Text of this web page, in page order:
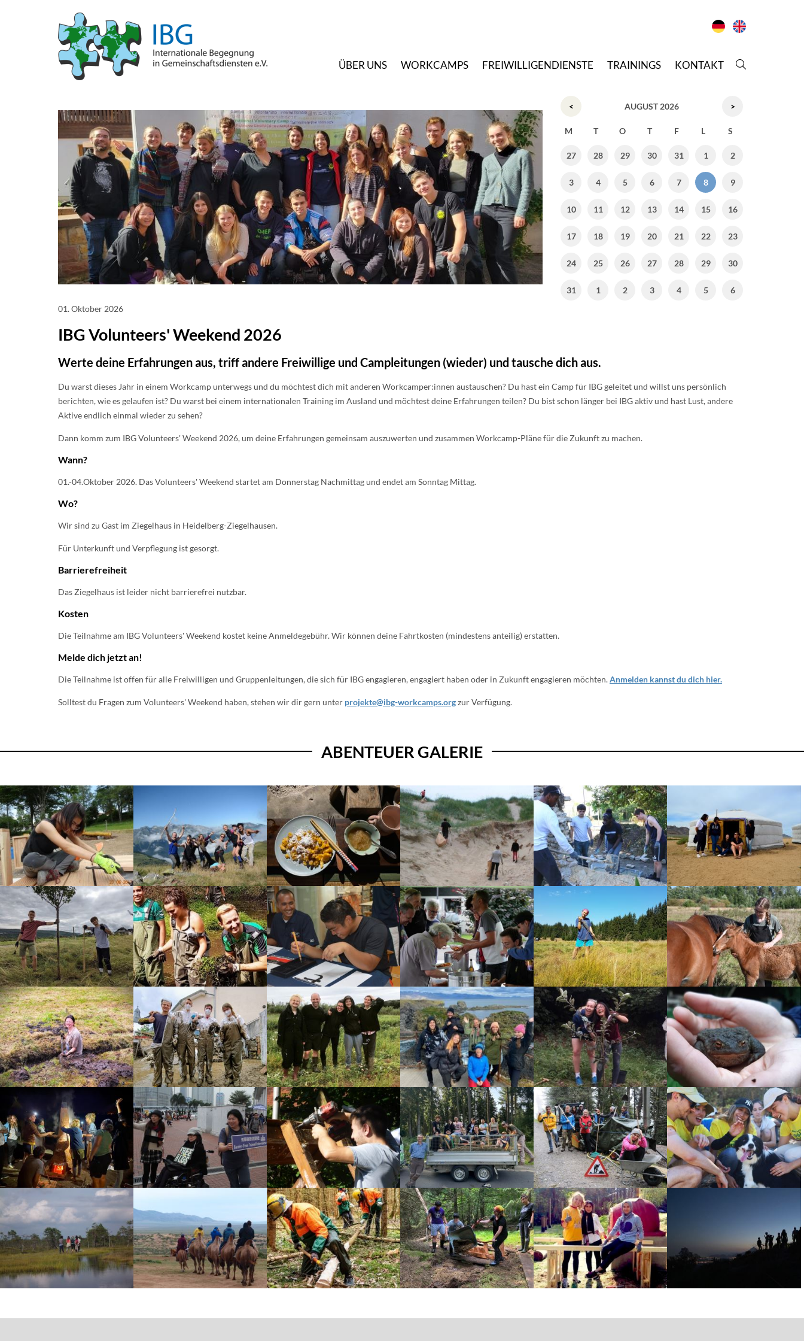
ÜBER UNS WORKCAMPS FREIWILLIGENDIENSTE TRAININGS KONTAKT
< AUGUST 2026 >
M T O T F L S
27 28 29 30 31 1 2
3 4 5 6 7 8 9
10 11 12 13 14 15 16
17 18 19 20 21 22 23
24 25 26 27 28 29 30
31 1 2 3 4 5
6
01. Oktober 2026
IBG Volunteers' Weekend 2026
Werte deine Erfahrungen aus, triff andere Freiwillige und Campleitungen (wieder) und tausche dich aus.
Du warst dieses Jahr in einem Workcamp unterwegs und du möchtest dich mit anderen Workcamper:innen austauschen? Du hast ein Camp für IBG geleitet und willst uns persönlich
berichten, wie es gelaufen ist? Du warst bei einem internationalen Training im Ausland und möchtest deine Erfahrungen teilen? Du bist schon länger bei IBG aktiv und hast Lust, andere
Aktive endlich einmal wieder zu sehen?
Dann komm zum IBG Volunteers' Weekend 2026, um deine Erfahrungen gemeinsam auszuwerten und zusammen Workcamp-Pläne für die Zukunft zu machen.
Wann?
01.-04.Oktober 2026. Das Volunteers' Weekend startet am Donnerstag Nachmittag und endet am Sonntag Mittag.
Wo?
Wir sind zu Gast im Ziegelhaus in Heidelberg-Ziegelhausen.
Für Unterkunft und Verpflegung ist gesorgt.
Barrierefreiheit
Das Ziegelhaus ist leider nicht barrierefrei nutzbar.
Kosten
Die Teilnahme am IBG Volunteers' Weekend kostet keine Anmeldegebühr. Wir können deine Fahrtkosten (mindestens anteilig) erstatten.
Melde dich jetzt an!
Die Teilnahme ist offen für alle Freiwilligen und Gruppenleitungen, die sich für IBG engagieren, engagiert haben oder in Zukunft engagieren möchten.Anmelden kannst du dich hier.
Solltest du Fragen zum Volunteers' Weekend haben, stehen wir dir gern unter projekte@ibg-workcamps.orgzur Verfügung.
ABENTEUER GALERIE